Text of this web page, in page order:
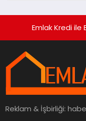
Emlak Kredi ile
Reklam & İşbirliği: